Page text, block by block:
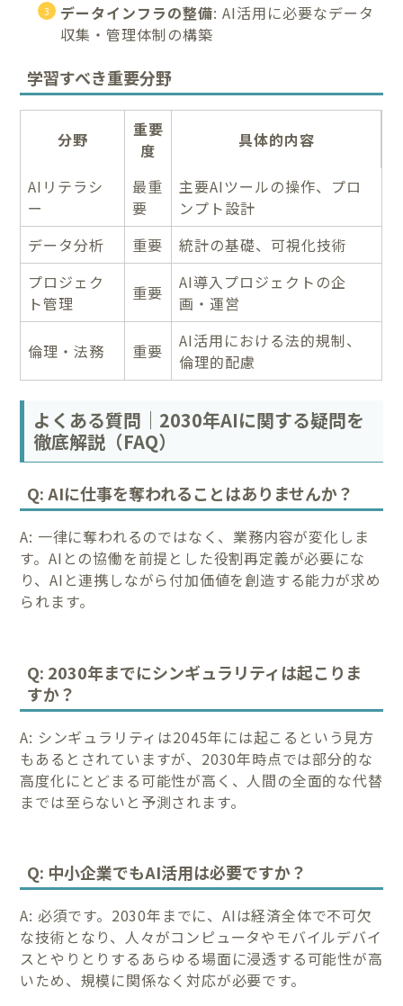
データインフラの整備: AI活用に必要なデータ
収集・管理体制の構築
学習すべき重要分野
分野
重要
度
具体的内容
AIリテラシ
ー
最重
要
主要AIツールの操作、プロ
ンプト設計
データ分析
重要
統計の基礎、可視化技術
プロジェク
ト管理
重要
AI導入プロジェクトの企
画・運営
倫理・法務 重要
AI活用における法的規制、
倫理的配慮
よくある質問｜2030年AIに関する疑問を
徹底解説（FAQ）
Q: AIに仕事を奪われることはありませんか？
A: 一律に奪われるのではなく、業務内容が変化しま
す。AIとの協働を前提とした役割再定義が必要にな
り、AIと連携しながら付加価値を創造する能力が求め
られます。
Q: 2030年までにシンギュラリティは起こりま
すか？
A: シンギュラリティは2045年には起こるという見方
もあるとされていますが、2030年時点では部分的な
高度化にとどまる可能性が高く、人間の全面的な代替
までは至らないと予測されます。
Q: 中小企業でもAI活用は必要ですか？
A: 必須です。2030年までに、AIは経済全体で不可欠
な技術となり、人々がコンピュータやモバイルデバイ
スとやりとりするあらゆる場面に浸透する可能性が高
いため、規模に関係なく対応が必要です。